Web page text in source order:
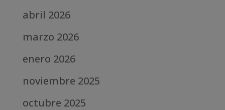
abril 2026
marzo 2026
enero 2026
noviembre 2025
octubre 2025